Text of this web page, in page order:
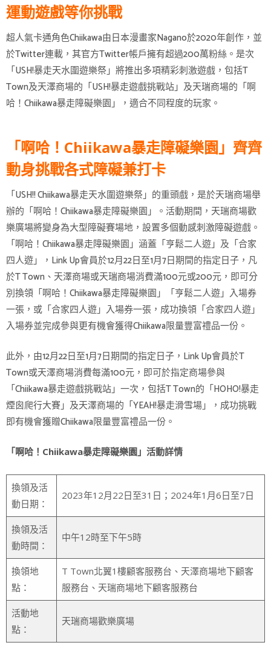
運動遊戲等你挑戰
超人氣卡通角色Chiikawa由日本漫畫家Nagano於2020年創作，並
於Twitter連載，其官方Twitter帳戶擁有超過200萬粉絲。是次
「USH!暴走天水圍遊樂祭」將推出多項精彩刺激遊戲，包括T
Town及天澤商場的「USH!暴走遊戲挑戰站」及天瑞商場的「啊
哈！Chiikawa暴走障礙樂園」，適合不同程度的玩家。
「啊哈！Chiikawa暴走障礙樂園」齊齊
動身挑戰各式障礙兼打卡
「USH!! Chiikawa暴走天水圍遊樂祭」的重頭戲，是於天瑞商場舉
辦的「啊哈！Chiikawa暴走障礙樂園」。活動期間，天瑞商場歡
樂廣場將變身為大型障礙賽場地，設置多個動感刺激障礙遊戲。
「啊哈！Chiikawa暴走障礙樂園」涵蓋「亨鬆二人遊」及「合家
四人遊」，Link Up會員於12月22日至1月7日期間的指定日子，凡
於T Town、天澤商場或天瑞商場消費滿100元或200元，即可分
別換領「啊哈！Chiikawa暴走障礙樂園」「亨鬆二人遊」入場券
一張，或「合家四人遊」入場券一張，成功換領「合家四人遊」
入場券並完成參與更有機會獲得Chiikawa限量豐富禮品一份。
此外，由12月22日至1月7日期間的指定日子，Link Up會員於T
Town或天澤商場消費每滿100元，即可於指定商場參與
「Chiikawa暴走遊戲挑戰站」一次，包括T Town的「HOHO!暴走
煙囪爬行大賽」及天澤商場的「YEAH!暴走滑雪場」，成功挑戰
即有機會獲贈Chiikawa限量豐富禮品一份。
「啊哈！Chiikawa暴走障礙樂園」活動詳情
換領及活
動日期：
2023年12月22日至31日；2024年1月6日至7日
換領及活
動時間：
中午12時至下午5時
換領地
點：
T Town北翼1樓顧客服務台、天澤商場地下顧客
服務台、天瑞商場地下顧客服務台
活動地
點：
天瑞商場歡樂廣場